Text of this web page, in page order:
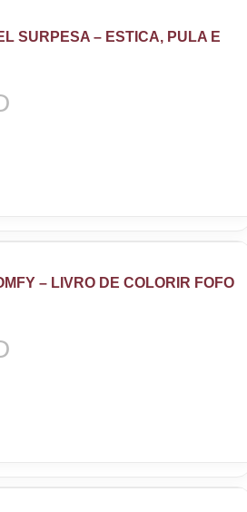
SURPESA – ESTICA, PULA E
– LIVRO DE COLORIR FOFO